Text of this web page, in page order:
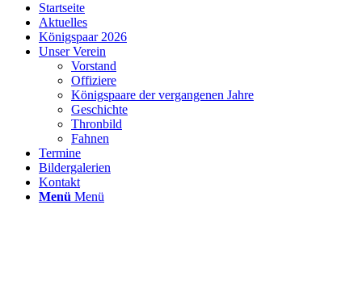
Startseite
Aktuelles
Königspaar 2026
Unser Verein
Vorstand
Offiziere
Königspaare der vergangenen Jahre
Geschichte
Thronbild
Fahnen
Termine
Bildergalerien
Kontakt
Menü Menü